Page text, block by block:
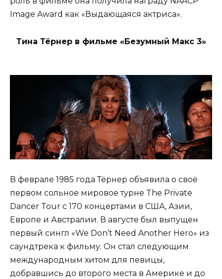
Image Award как «Выдающаяся актриса».
Тина Тёрнер в фильме «Безумный Макс 3»
В феврале 1985 года Тёрнер объявила о своё
первом сольное мировое турне The Private
Dancer Tour с 170 концертами в США, Азии,
Европе и Австралии. В августе был выпущен
первый сингл «We Don’t Need Another Hero» из
саундтрека к фильму. Он стал следующим
международным хитом для певицы,
добравшись до второго места в Америке и до